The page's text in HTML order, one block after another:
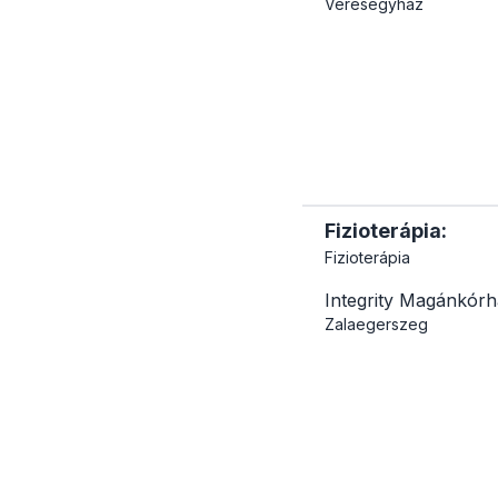
Veresegyház
Fizioterápia:
Fizioterápia
Integrity
Zalaegerszeg